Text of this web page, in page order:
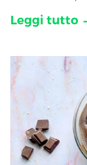
Leggi tutto